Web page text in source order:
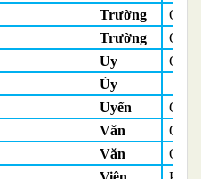
Trường
Trường
Uy
Úy
Uyển
Văn
Văn